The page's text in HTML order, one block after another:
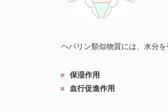
ヘパリン類似物質には、水分を
保湿作用
血行促進作用